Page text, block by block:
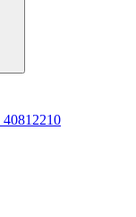
40812210